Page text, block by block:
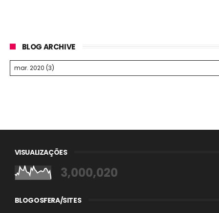
BLOG ARCHIVE
VISUALIZAÇÕES
3,000,020
BLOGOSFERA/SITES